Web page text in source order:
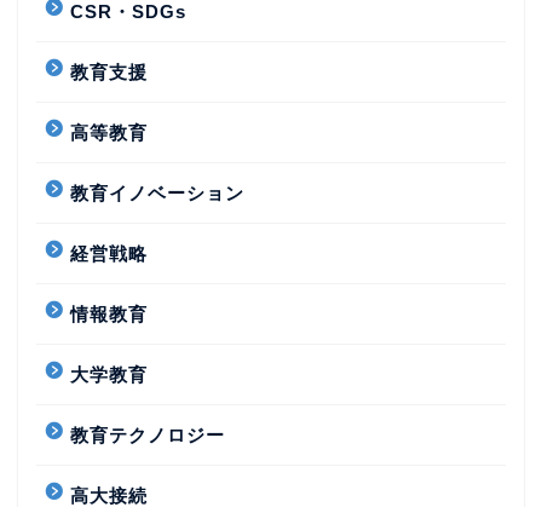
CSR・SDGs
教育支援
高等教育
教育イノベーション
経営戦略
情報教育
大学教育
教育テクノロジー
高大接続